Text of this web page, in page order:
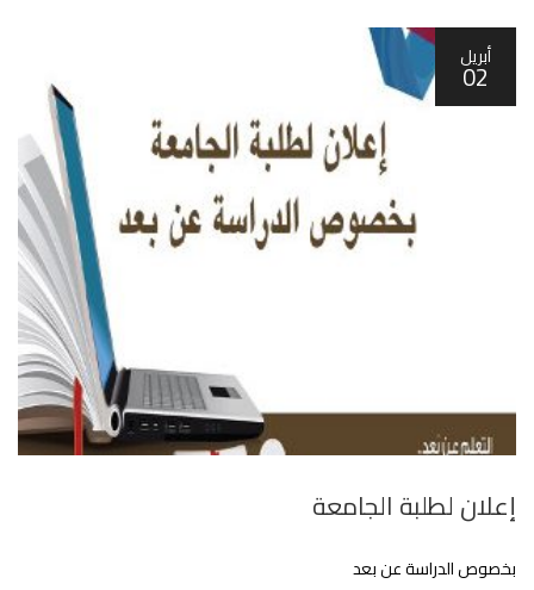
أبريل
02
إعلان لطلبة الجامعة
بخصوص الدراسة عن بعد